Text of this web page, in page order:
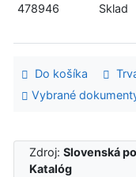
478946
Sklad
Do košíka
Vybrané
Zdroj:Slovenská
Katalóg